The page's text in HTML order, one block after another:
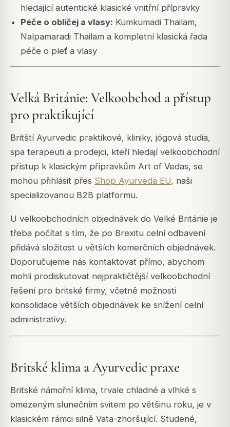
hledající autentické klasické vnitřní přípravky
Péče o obličej a vlasy: Kumkumadi Thailam,
Nalpamaradi Thailam a kompletní klasická řada
péče o pleť a vlasy
Velká Británie: Velkoobchod a přístup
pro praktikující
Britští Ayurvedic praktikové, kliniky, jógová studia,
spa terapeuti a prodejci, kteří hledají velkoobchodní
přístup k klasickým přípravkům Art of Vedas, se
mohou přihlásit přes Shop Ayurveda EU, naši
specializovanou B2B platformu.
U velkoobchodních objednávek do Velké Británie je
třeba počítat s tím, že po Brexitu celní odbavení
přidává složitost u větších komerčních objednávek.
Doporučujeme nás kontaktovat přímo, abychom
mohli prodiskutovat nejpraktičtější velkoobchodní
řešení pro britské firmy, včetně možnosti
konsolidace větších objednávek ke snížení celní
administrativy.
Britské klima a Ayurvedic praxe
Britské námořní klima, trvale chladné a vlhké s
omezeným slunečním svitem po většinu roku, je v
klasickém rámci silně Vata-zhoršující. Studené,